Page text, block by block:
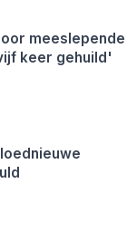
meeslepende
keer gehuild'